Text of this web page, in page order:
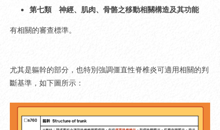
第七類 神經、肌肉、骨骼之移動相關構造及其功能
有相關的審查標準。
尤其是軀幹的部分，也特別強調僵直性脊椎炎可適用相關的判
斷基準，如下圖所示：